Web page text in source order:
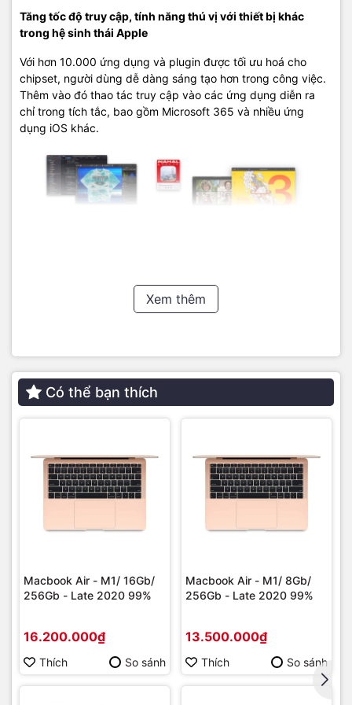
Tăng tốc độ truy cập, tính năng thú vị với thiết bị khác
trong hệ sinh thái Apple
Với hơn 10.000 ứng dụng và plugin được tối ưu hoá cho
chipset, người dùng dễ dàng sáng tạo hơn trong công việc.
Thêm vào đó thao tác truy cập vào các ứng dụng diễn ra
chỉ trong tích tắc, bao gồm Microsoft 365 và nhiều ứng
dụng iOS khác.
Đặc biệt, thiết bị còn có tính năng thực hiện và nhận cuộc
Dung lượng pin lớn, hệ thống tản nhiệt thông minh
Nhờ được trang bị bộ vi xử lý mới vô cùng độc đáo giúp
trí hoặc làm việc trong cả ngày dài mà không lo hết pin.
Bên cạnh đó, hệ thống tản nhiệt thông minh được trang bị
Xem thêm
Có thể bạn thích
Macbook Air - M1/ 16Gb/
256Gb - Late 2020 99%
16.200.000₫
Thích So sánh
Macbook Air - M1/ 8Gb/
256Gb - Late 2020 99%
13.500.000₫
Thích So sánh
nhắc lên thế hệ M2. Tuy nhiên nếu bạn đang phân chọn mua
Macbook M1 hay Macbook M2 để sử dụng thì Macbook M1 2020
vẫn là một lựa chọn lý tưởng.
Mọi chi tiết các bạn có thể liên hệ :
Macshop24h.vn - SIÊU THỊ LINH KIỆN MACBOOK
Chuyên Phân Phối Linh Kiện Chính Hãng
Địa chỉ: 570 Nguyễn Đình Chiểu Phường 4 Quận 3 TP.HCM
Điện thoại:09 22.19.79.79